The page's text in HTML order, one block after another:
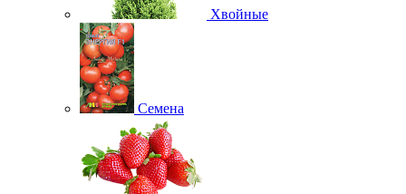
Хвойные
Семена